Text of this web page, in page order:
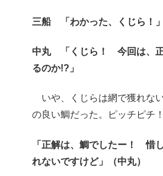
三船 「わかった、くじら！」
中丸 「くじら！ 今回は、正
るのか!?」
いや、くじらは網で獲れな
の良い鯛だった。ピッチピチ！
「正解は、鯛でしたー！ 惜
れないですけど」（中丸）